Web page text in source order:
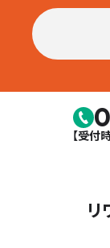
【受付
リ